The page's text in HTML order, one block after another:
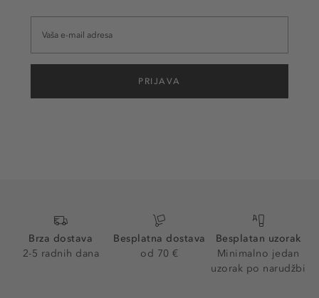
PRIJAVA
Brza dostava
2-5 radnih dana
Besplatna dostava
od 70 €
Besplatan uzorak
Minimalno jedan
uzorak po narudžbi